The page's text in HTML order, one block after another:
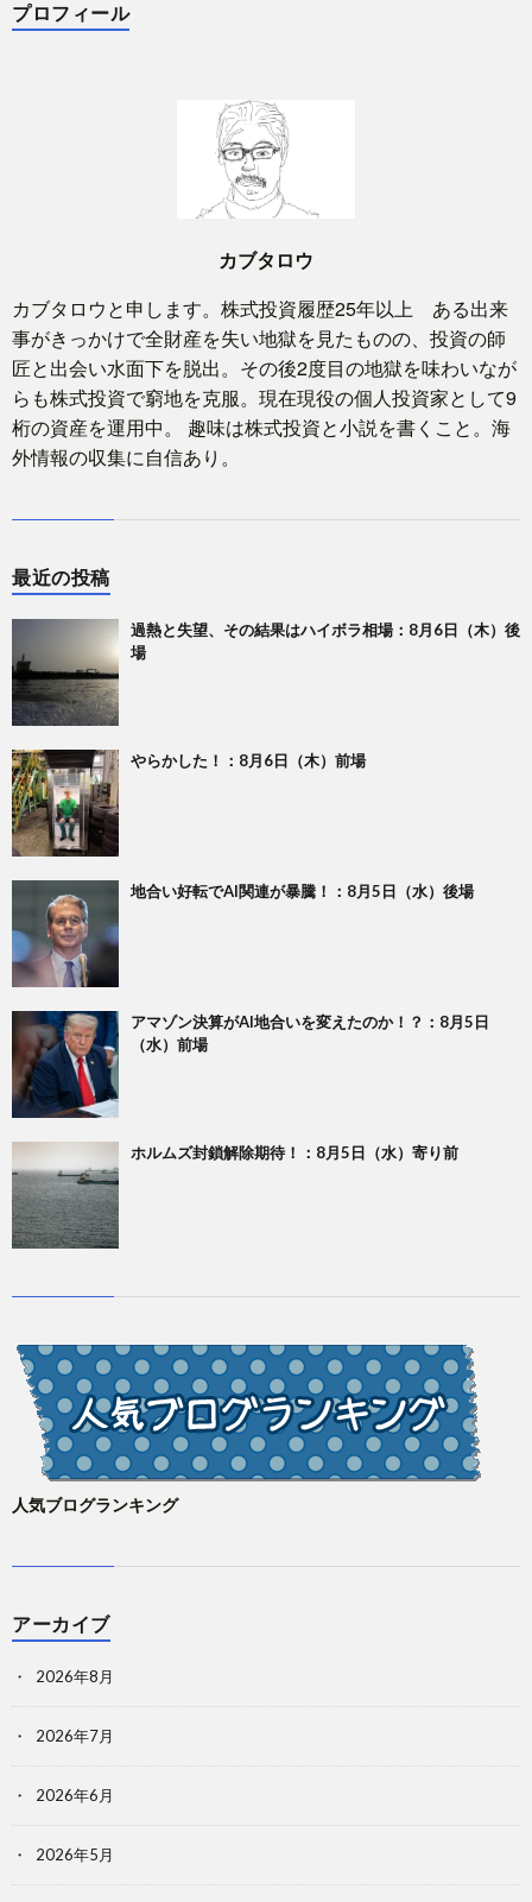
プロフィール
カブタロウ
カブタロウと申します。株式投資履歴25年以上 ある出来
事がきっかけで全財産を失い地獄を見たものの、投資の師
匠と出会い水面下を脱出。その後2度目の地獄を味わいなが
らも株式投資で窮地を克服。現在現役の個人投資家として9
桁の資産を運用中。 趣味は株式投資と小説を書くこと。海
外情報の収集に自信あり。
最近の投稿
過熱と失望、その結果はハイボラ相場：8月6日（木）後
場
やらかした！：8月6日（木）前場
地合い好転でAI関連が暴騰！：8月5日（水）後場
アマゾン決算がAI地合いを変えたのか！？：8月5日
（水）前場
ホルムズ封鎖解除期待！：8月5日（水）寄り前
人気ブログランキング
アーカイブ
2026年8月
2026年7月
2026年6月
2026年5月